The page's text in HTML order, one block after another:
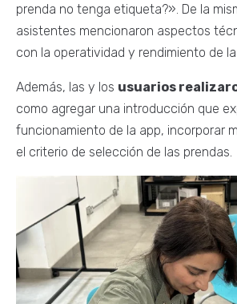
prenda no tenga etiqueta?». De la
asistentes mencionaron aspectos
con la operatividad y rendimiento de
Además, las y los usuarios
como agregar una introducción que
funcionamiento de la app, incorporar
el criterio de selección de las prendas.